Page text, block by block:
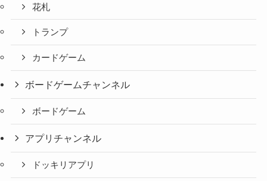
花札
トランプ
カードゲーム
ボードゲームチャンネル
ボードゲーム
アプリチャンネル
ドッキリアプリ